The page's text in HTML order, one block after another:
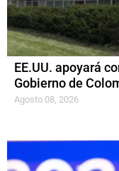
EE.UU. apoyará
Gobierno de
Agosto 08, 2026